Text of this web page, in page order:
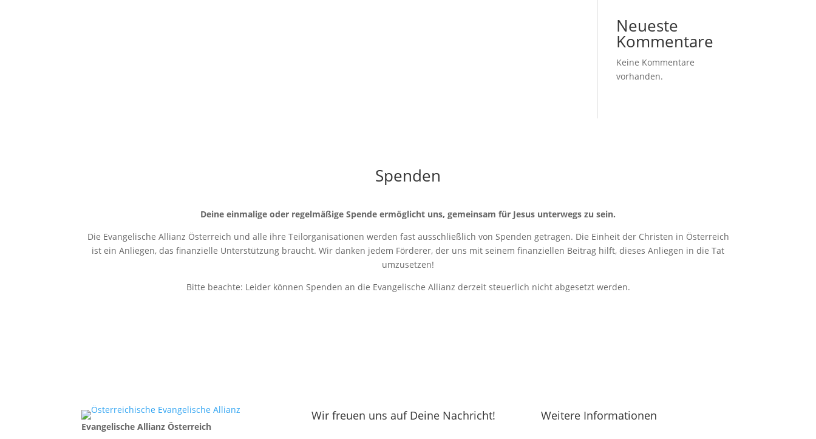
Neueste
Kommentare
Keine Kommentare
vorhanden.
Spenden
Deine einmalige oder regelmäßige Spende ermöglicht uns, gemeinsam für Jesus unterwegs zu sein.
Die Evangelische Allianz Österreich und alle ihre Teilorganisationen werden fast ausschließlich von Spenden getragen. Die Einheit der Christen in Österreich
ist ein Anliegen, das finanzielle Unterstützung braucht. Wir danken jedem Förderer, der uns mit seinem finanziellen Beitrag hilft, dieses Anliegen in die Tat
umzusetzen!
Bitte beachte: Leider können Spenden an die Evangelische Allianz derzeit steuerlich nicht abgesetzt werden.
Evangelische Allianz Österreich
Wir freuen uns auf Deine Nachricht! Weitere Informationen